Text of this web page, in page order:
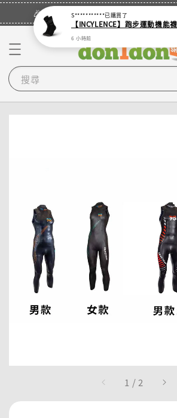
🎉登入會員・領取您的專屬折扣券！
搜尋
1 / 2
S***********已購買了
6 小時前